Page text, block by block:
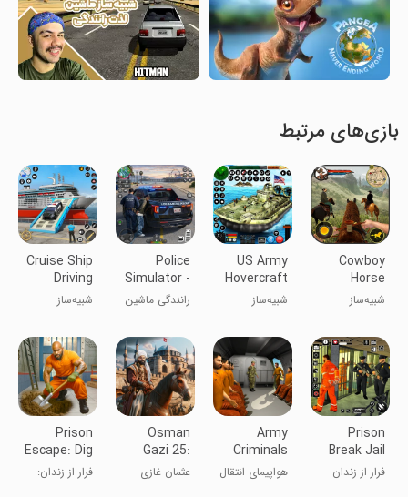
بازی‌های مرتبط
Cowboy
Horse
Riding
Simulation :
west
شبیه‌ساز
تفنگ غرب
وحشی
US Army
Hovercraft
Simulator
شبیه‌ساز
ایالات متحده
Police
Simulator -
Police
Game
رانندگی ماشین
بعدی
Cruise Ship
Driving
Simulator
شبیه‌ساز
کروز
Prison
Break Jail
Prison
Escap
فرار از زندان -
Army
Criminals
Transport
Plane
هواپیمای انتقال
Osman
Gazi 25:
Sword
Fighting
عثمان غازی
Prison
Escape: Dig
Out
Journey
فرار از زندان: